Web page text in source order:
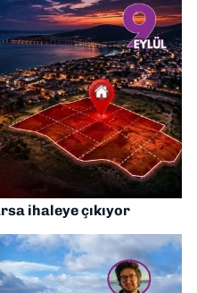
ihaleye çıkıyor